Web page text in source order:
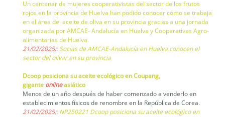
Un centenar de mujeres cooperativistas del sector de los frutos
rojos en la provincia de Huelva han podido conocer cómo se trabaja
en el área del aceite de oliva en su provincia gracias a una jornada
organizada por AMCAE- Andalucía en Huelva y Cooperativas Agro-
alimentarias de Huelva.
21/02/2025::Socias de AMCAE-Andalucía en Huelva conocen el
sector del olivar en su provincia
Dcoop posiciona su aceite ecológico en Coupang,
gigante onlineasiático
Menos de un año después de haber comenzado a venderlo en
establecimientos físicos de renombre en la República de Corea.
21/02/2025::NP250221 Dcoop posiciona su aceite ecológico en